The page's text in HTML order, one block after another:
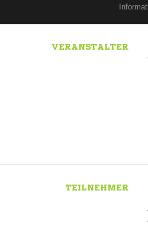
VERANSTALTER
TEILNEHMER